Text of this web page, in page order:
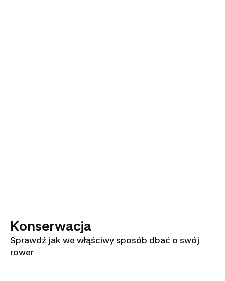
Konserwacja
Sprawdź jak we włąściwy sposób dbać o swój
rower